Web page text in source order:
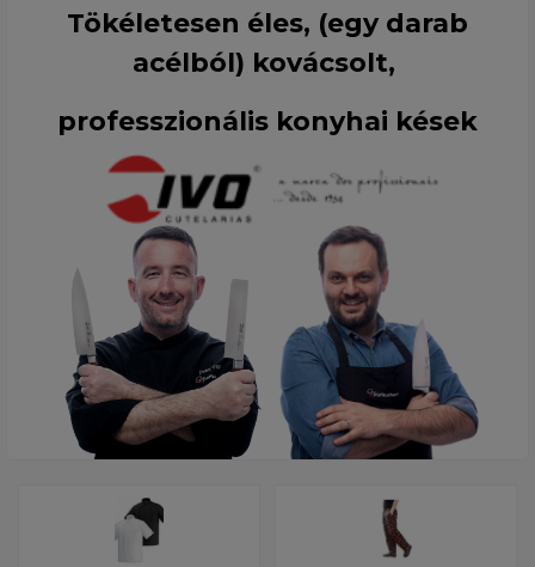
Tökéletesen éles, (egy darab
acélból) kovácsolt,
professzionális konyhai kések